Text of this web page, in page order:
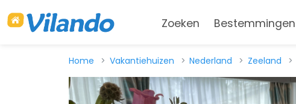
Zoeken Bestemmingen
Home Vakantiehuizen Nederland Zeeland